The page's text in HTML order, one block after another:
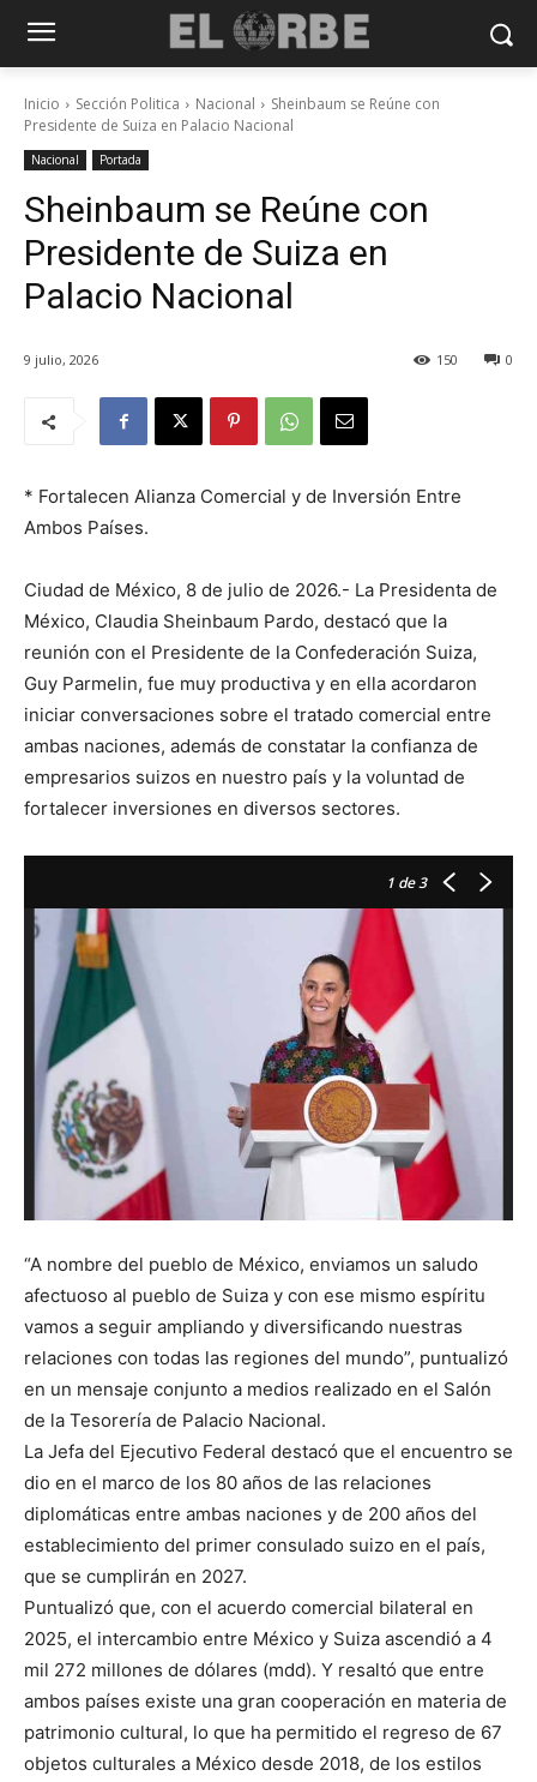
Inicio Sección Politica Nacional
Sheinbaum se Reúne con
Presidente de Suiza en Palacio Nacional
Nacional Portada
Sheinbaum se Reúne con
Presidente de Suiza en
Palacio Nacional
9 julio, 2026 0
150
* Fortalecen Alianza Comercial y de Inversión Entre
Ambos Países.
Ciudad de México, 8 de julio de 2026.- La Presidenta de
México, Claudia Sheinbaum Pardo, destacó que la
reunión con el Presidente de la Confederación Suiza,
Guy Parmelin, fue muy productiva y en ella acordaron
iniciar conversaciones sobre el tratado comercial entre
ambas naciones, además de constatar la confianza de
empresarios suizos en nuestro país y la voluntad de
fortalecer inversiones en diversos sectores.
1 de 3
“A nombre del pueblo de México, enviamos un saludo
afectuoso al pueblo de Suiza y con ese mismo espíritu
vamos a seguir ampliando y diversificando nuestras
relaciones con todas las regiones del mundo”, puntualizó
en un mensaje conjunto a medios realizado en el Salón
de la Tesorería de Palacio Nacional.
La Jefa del Ejecutivo Federal destacó que el encuentro se
dio en el marco de los 80 años de las relaciones
diplomáticas entre ambas naciones y de 200 años del
establecimiento del primer consulado suizo en el país,
que se cumplirán en 2027.
Puntualizó que, con el acuerdo comercial bilateral en
2025, el intercambio entre México y Suiza ascendió a 4
mil 272 millones de dólares (mdd). Y resaltó que entre
ambos países existe una gran cooperación en materia de
patrimonio cultural, lo que ha permitido el regreso de 67
objetos culturales a México desde 2018, de los estilos